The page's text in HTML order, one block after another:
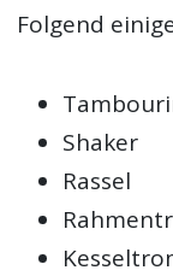
Folgend
Shaker
Rassel